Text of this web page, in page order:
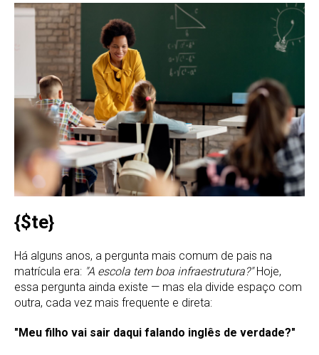
{$te}
Há alguns anos, a pergunta mais comum de pais na
matrícula era: "A escola tem boa infraestrutura?"Hoje,
essa pergunta ainda existe — mas ela divide espaço com
outra, cada vez mais frequente e direta:
"Meu filho vai sair daqui falando inglês de verdade?"